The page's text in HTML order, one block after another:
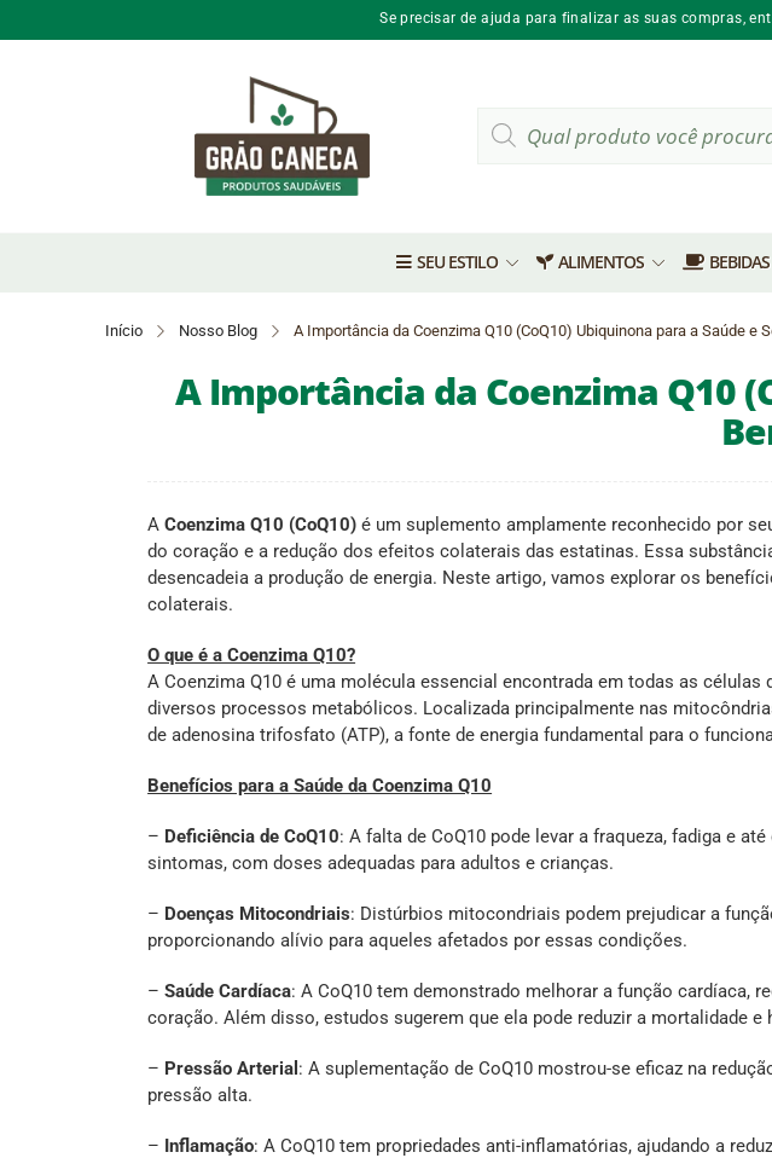
Se precisar de ajuda para finalizar as suas compras,
SEU ESTILO ALIMENTOS BEBIDAS
Início Nosso Blog A Importância da Coenzima Q10 (CoQ10) Ubiquinona para a Saúde e
A Importância da Coenzima Q10
ACoenzima Q10 (CoQ10) é um suplemento amplamente reconhecido por
do coração e a redução dos efeitos colaterais das estatinas. Essa
desencadeia a produção de energia. Neste artigo, vamos explorar os
colaterais.
O que é a Coenzima Q10?
A Coenzima Q10 é uma molécula essencial encontrada em todas as
diversos processos metabólicos. Localizada principalmente nas
de adenosina trifosfato (ATP), a fonte de energia fundamental para o
Benefícios para a Saúde da Coenzima Q10
– Deficiência de CoQ10: A falta de CoQ10 pode levar a fraqueza, fadiga e
sintomas, com doses adequadas para adultos e crianças.
– Doenças Mitocondriais: Distúrbios mitocondriais podem prejudicar a
proporcionando alívio para aqueles afetados por essas condições.
–Saúde Cardíaca: A CoQ10 tem demonstrado melhorar a função cardíaca,
coração. Além disso, estudos sugerem que ela pode reduzir a mortalidade
– Pressão Arterial : A suplementação de CoQ10 mostrou-se eficaz na
pressão alta.
– Inflamação: A CoQ10 tem propriedades anti-inflamatórias, ajudando a